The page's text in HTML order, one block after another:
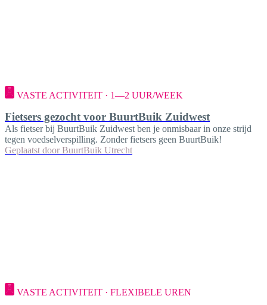
VASTE ACTIVITEIT · 1—2 UUR/WEEK
Fietsers gezocht voor BuurtBuik Zuidwest
Als fietser bij BuurtBuik Zuidwest ben je onmisbaar in onze strijd
tegen voedselverspilling. Zonder fietsers geen BuurtBuik!
Geplaatst door BuurtBuik Utrecht
VASTE ACTIVITEIT · FLEXIBELE UREN